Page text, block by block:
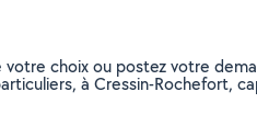
choix ou postez votre
à Cressin-Rochefort,